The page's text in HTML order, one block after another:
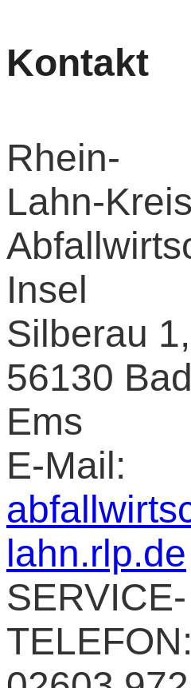
Kontakt
Rhein-
Lahn-Kreis
Insel
Silberau 1,
56130 Bad
Ems
E-Mail:
lahn.rlp.de
SERVICE-
TELEFON: